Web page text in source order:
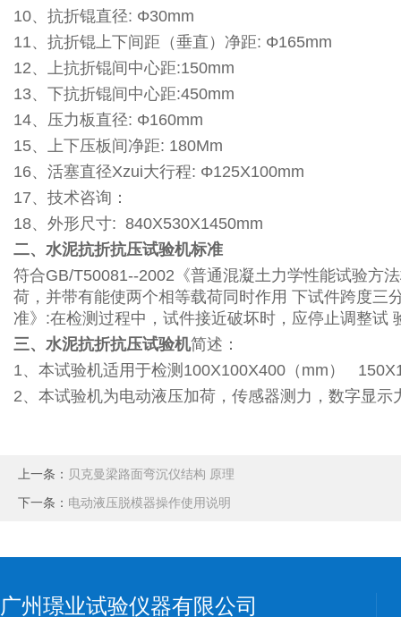
10、抗折锟直径: Φ30mm
11、抗折锟上下间距（垂直）净距: Φ165mm
12、上抗折锟间中心距:150mm
13、下抗折锟间中心距:450mm
14、压力板直径: Φ160mm
15、上下压板间净距: 180Mm
16、活塞直径Xzui大行程: Φ125X100mm
17、技术咨询：
18、外形尺寸: 840X530X1450mm
二、水泥抗折抗压试验机标准
符合GB/T50081--2002《普通混凝土力学性能试验方
荷，并带有能使两个相等载荷同时作用 下试件跨度三
准》:在检测过程中，试件接近破坏时，应停止调整试
三、水泥抗折抗压试验机简述：
1、本试验机适用于检测100X100X400（mm）
2、本试验机为电动液压加荷，传感器测力，数字显
上一条： 贝克曼梁路面弯沉仪结构 原理
下一条： 电动液压脱模器操作使用说明
广州璟业试验仪器有限公司